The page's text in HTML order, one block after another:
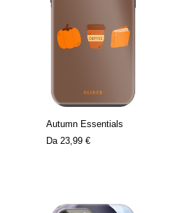
Autumn Essentials
Da 23,99 €